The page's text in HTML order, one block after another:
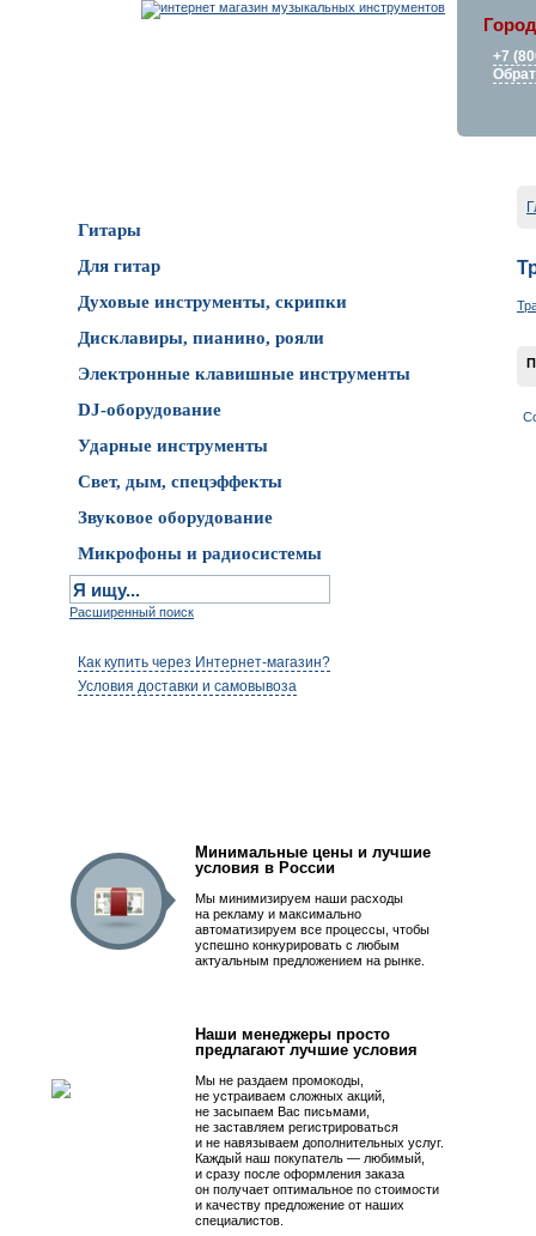
+7
Гитары
Для гитар
Духовые инструменты, скрипки
Дисклавиры, пианино, рояли
Электронные клавишные инструменты
DJ-оборудование
Ударные инструменты
Свет, дым, спецэффекты
Звуковое оборудование
Микрофоны и радиосистемы
Расширенный поиск
Как купить через Интернет-магазин?
Условия доставки и самовывоза
Минимальные цены и лучшие
условия в России
Мы минимизируем наши расходы
на рекламу и максимально
автоматизируем все процессы, чтобы
успешно конкурировать с любым
актуальным предложением на рынке.
Наши менеджеры просто
предлагают лучшие условия
Мы не раздаем промокоды,
не устраиваем сложных акций,
не засыпаем Вас письмами,
не заставляем регистрироваться
и не навязываем дополнительных услуг.
Каждый наш покупатель — любимый,
и сразу после оформления заказа
он получает оптимальное по стоимости
и качеству предложение от наших
специалистов.